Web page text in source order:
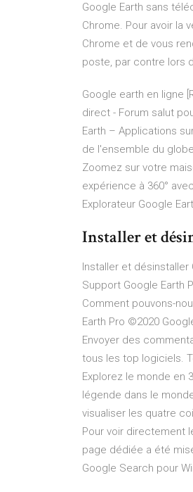
Google Earth sans
Chrome. Pour avoir la
Chrome et de vous
poste, par contre lors
Google earth en ligne
direct - Forum salut
Earth – Applications
de l'ensemble du
Zoomez sur votre
expérience à 360°
Explorateur Google
Installer et
Installer et désinstaller
Support Google Earth
Comment pouvons-
Earth Pro ©2020
Envoyer des
tous les top logiciels.
Explorez le monde en
légende dans le
visualiser les quatre
Pour voir directement
page dédiée a été
Google Search pour